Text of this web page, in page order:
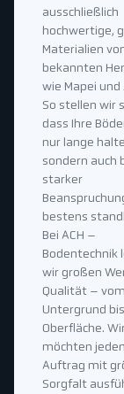
ausschließlich
hochwertige,
Materialien
bekannten
wie Mapei und
So stellen wir
dass Ihre
nur lange
sondern auch
starker
bestens
Bei ACH –
Bodentechnik
wir großen
Qualität – vom
Untergrund
Oberfläche.
möchten jeden
Auftrag mit
Sorgfalt